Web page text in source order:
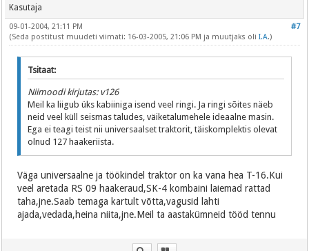
Kasutaja
#7
09-01-2004, 21:11 PM
(Seda postitust muudeti viimati: 16-03-2005, 21:06 PM ja muutjaks oliI.A.)
Tsitaat:
Niimoodi kirjutas: v126
Meil ka liigub üks kabiiniga isend veel ringi. Ja ringi sõites näeb
neid veel küll seismas taludes, väiketalumehele ideaalne masin.
Ega ei teagi teist nii universaalset traktorit, täiskomplektis olevat
olnud 127 haakeriista.
Väga universaalne ja töökindel traktor on ka vana hea T-16.Kui
veel aretada RS 09 haakeraud,SK-4 kombaini laiemad rattad
taha,jne.Saab temaga kartult võtta,vagusid lahti
ajada,vedada,heina niita,jne.Meil ta aastakümneid tööd tennu